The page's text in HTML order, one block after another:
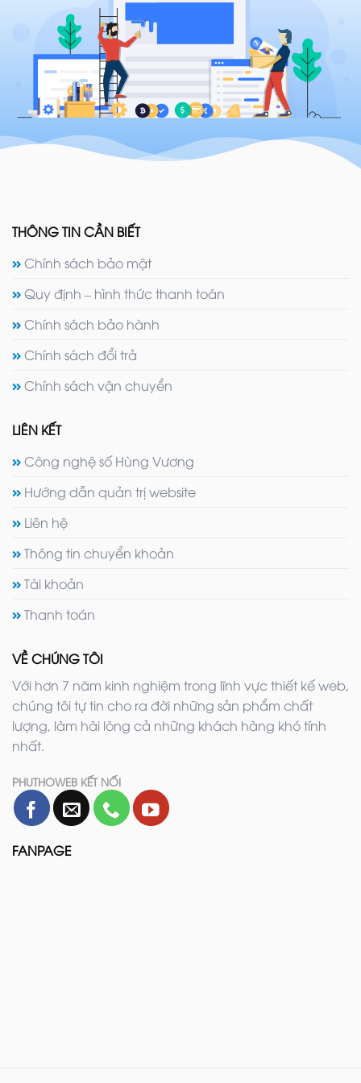
THÔNG TIN CẦN BIẾT
Chính sách bảo mật
Quy định – hình thức thanh toán
Chính sách bảo hành
Chính sách đổi trả
Chính sách vận chuyển
LIÊN KẾT
Công nghệ số Hùng Vương
Hướng dẫn quản trị website
Liên hệ
Thông tin chuyển khoản
Tài khoản
Thanh toán
VỀ CHÚNG TÔI
Với hơn 7 năm kinh nghiệm trong lĩnh vực thiết kế web,
chúng tôi tự tin cho ra đời những sản phẩm chất
lượng, làm hài lòng cả những khách hàng khó tính
nhất.
PHUTHOWEB KẾT NỐI
FANPAGE